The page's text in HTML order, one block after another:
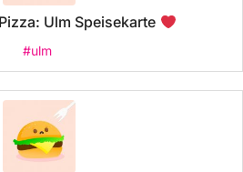
Ulm Speisekarte
#ulm